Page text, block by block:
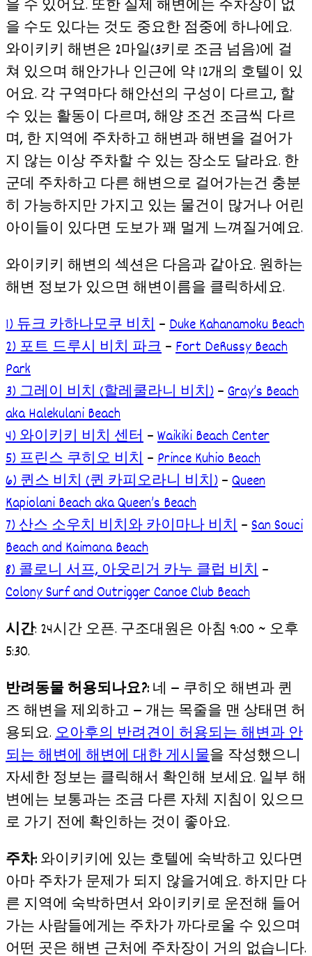
을 수 있어요. 또한 실제 해변에는 주차장이 없
을 수도 있다는 것도 중요한 점중에 하나에요.
와이키키 해변은 2마일(3키로 조금 넘음)에 걸
쳐 있으며 해안가나 인근에 약 12개의 호텔이 있
어요. 각 구역마다 해안선의 구성이 다르고, 할
수 있는 활동이 다르며, 해양 조건 조금씩 다르
며, 한 지역에 주차하고 해변과 해변을 걸어가
지 않는 이상 주차할 수 있는 장소도 달라요. 한
군데 주차하고 다른 해변으로 걸어가는건 충분
히 가능하지만 가지고 있는 물건이 많거나 어린
아이들이 있다면 도보가 꽤 멀게 느껴질거예요.
와이키키 해변의 섹션은 다음과 같아요. 원하는
해변 정보가 있으면 해변이름을 클릭하세요.
1) 듀크 카하나모쿠 비치 – Duke Kahanamoku Beach
2) 포트 드루시 비치 파크 – Fort DeRussy Beach
Park
3) 그레이 비치 (할레쿨라니 비치) – Gray’s Beach
aka Halekulani Beach
4) 와이키키 비치 센터 – Waikiki Beach Center
5) 프린스 쿠히오 비치 – Prince Kuhio Beach
6) 퀸스 비치 (퀸 카피오라니 비치) – Queen
Kapiolani Beach aka Queen’s Beach
7) 산스 소우치 비치와 카이마나 비치 – San Souci
Beach and Kaimana Beach
8) 콜로니 서프, 아웃리거 카누 클럽 비치 –
Colony Surf and Outrigger Canoe Club Beach
시간: 24시간 오픈. 구조대원은 아침 9:00 ~ 오후
5:30.
반려동물 허용되나요?: 네 — 쿠히오 해변과 퀸
즈 해변을 제외하고 — 개는 목줄을 맨 상태면 허
용되요. 오아후의 반려견이 허용되는 해변과 안
되는 해변에 해변에 대한 게시물을 작성했으니
자세한 정보는 클릭해서 확인해 보세요. 일부 해
변에는 보통과는 조금 다른 자체 지침이 있으므
로 가기 전에 확인하는 것이 좋아요.
주차: 와이키키에 있는 호텔에 숙박하고 있다면
아마 주차가 문제가 되지 않을거예요. 하지만 다
른 지역에 숙박하면서 와이키키로 운전해 들어
가는 사람들에게는 주차가 까다로울 수 있으며
어떤 곳은 해변 근처에 주차장이 거의 없습니다.